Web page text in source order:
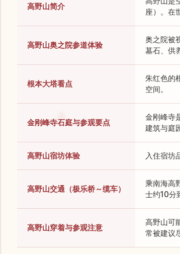
高野山简介
座）。在
高野山奥之院参道体验
奥之院被
墓石、供
根本大塔看点
朱红色的
空间。
金刚峰寺石庭与参观要点
金刚峰寺
建筑与庭
高野山宿坊体验 入住宿坊
高野山交通（极乐桥～缆车）
乘南海高
士约10分
高野山穿着与参观注意
高野山可
常被建议